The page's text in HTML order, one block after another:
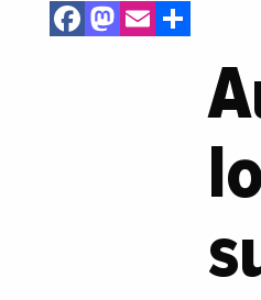
Facebook
Mastodon
Email